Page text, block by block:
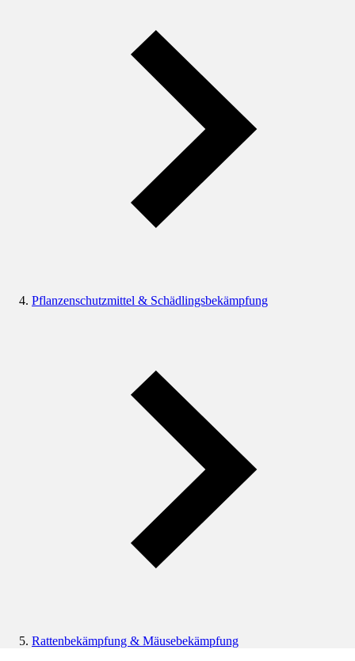
Pflanzenschutzmittel & Schädlingsbekämpfung
Rattenbekämpfung & Mäusebekämpfung